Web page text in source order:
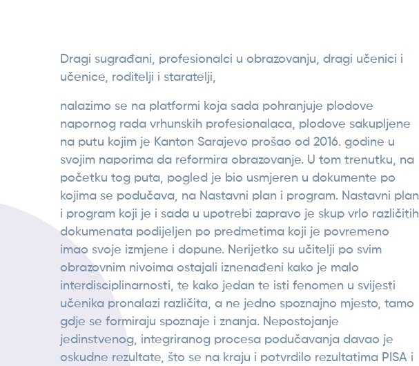
Dragi sugrađani, profesionalci u obrazovanju, dragi učenici i
učenice, roditelji i staratelji,
nalazimo se na platformi koja sada pohranjuje plodove
napornog rada vrhunskih profesionalaca, plodove sakupljene
na putu kojim je Kanton Sarajevo prošao od 2016. godine u
svojim naporima da reformira obrazovanje. U tom trenutku, na
početku tog puta, pogled je bio usmjeren u dokumente po
kojima se podučava, na Nastavni plan i program. Nastavni plan
i program koji je i sada u upotrebi zapravo je skup vrlo različitih
dokumenata podijeljen po predmetima koji je povremeno
imao svoje izmjene i dopune. Nerijetko su učitelji po svim
obrazovnim nivoima ostajali iznenađeni kako je malo
interdisciplinarnosti, te kako jedan te isti fenomen u svijesti
učenika pronalazi različita, a ne jedno spoznajno mjesto, tamo
gdje se formiraju spoznaje i znanja. Nepostojanje
jedinstvenog, integriranog procesa podučavanja davao je
oskudne rezultate, što se na kraju i potvrdilo rezultatima PISA i